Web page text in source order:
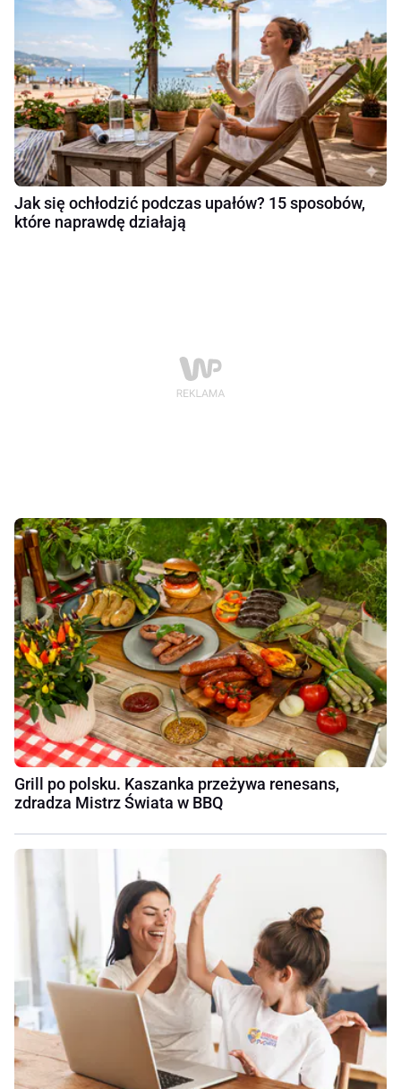
Jak się ochłodzić podczas upałów? 15 sposobów,
które naprawdę działają
Grill po polsku. Kaszanka przeżywa renesans,
zdradza Mistrz Świata w BBQ